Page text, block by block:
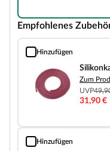
Empfohlenes
Hinzufügen
Silikonkabel fünfadrig 2,5
Zum
UVP
31,90 €
Hinzufügen
Sauna Classic 6-teiliges